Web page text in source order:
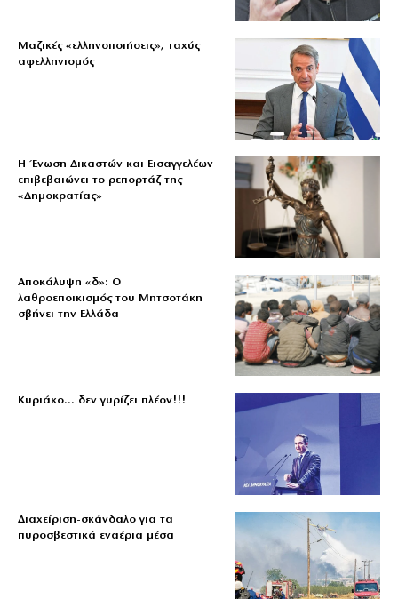
Μαζικές «ελληνοποιήσεις», ταχύς
αφελληνισμός
Η Ένωση Δικαστών και Εισαγγελέων
επιβεβαιώνει το ρεπορτάζ της
«Δημοκρατίας»
Αποκάλυψη «δ»: Ο
λαθροεποικισμός του Μητσοτάκη
σβήνει την Ελλάδα
Κυριάκο… δεν γυρίζει πλέον!!!
Διαχείριση-σκάνδαλο για τα
πυροσβεστικά εναέρια μέσα